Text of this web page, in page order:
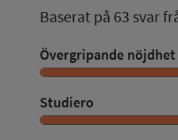
Baserat på 63 svar
Övergripande nöjdhet
Studiero